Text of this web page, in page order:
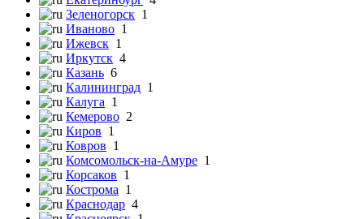
Зеленогорск 1
Иваново 1
Ижевск 1
Иркутск 4
Казань 6
Калининград 1
Калуга 1
Кемерово 2
Киров 1
Ковров 1
Комсомольск-на-Амуре 1
Корсаков 1
Кострома 1
Краснодар 4